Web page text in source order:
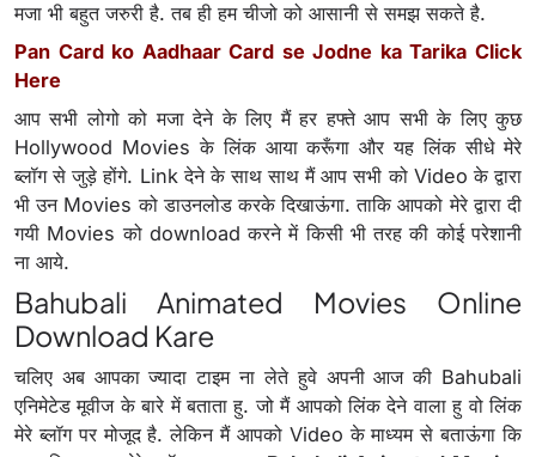
मजा भी बहुत जरुरी है. तब ही हम चीजो को आसानी से समझ सकते है.
Pan Card ko Aadhaar Card se Jodne ka Tarika Click
Here
आप सभी लोगो को मजा देने के लिए मैं हर हफ्ते आप सभी के लिए कुछ
Hollywood Movies के लिंक आया करूँगा और यह लिंक सीधे मेरे
ब्लॉग से जुड़े होंगे. Link देने के साथ साथ मैं आप सभी को Video के द्वारा
भी उन Movies को डाउनलोड करके दिखाऊंगा. ताकि आपको मेरे द्वारा दी
गयी Movies को download करने में किसी भी तरह की कोई परेशानी
ना आये.
Bahubali Animated Movies Online
Download Kare
चलिए अब आपका ज्यादा टाइम ना लेते हुवे अपनी आज की Bahubali
एनिमेटेड मूवीज के बारे में बताता हु. जो मैं आपको लिंक देने वाला हु वो लिंक
मेरे ब्लॉग पर मोजूद है. लेकिन मैं आपको Video के माध्यम से बताऊंगा कि